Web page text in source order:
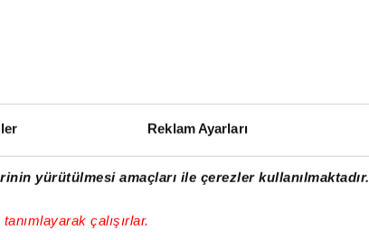
Reklam Ayarları
yürütülmesi amaçları ile çerezler kullanılmaktadır.
çalışırlar.